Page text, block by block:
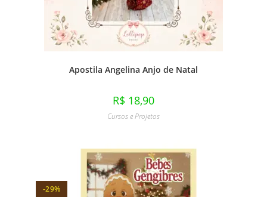
Apostila Angelina Anjo de Natal
R$ 18,90
Cursos e Projetos
-29%